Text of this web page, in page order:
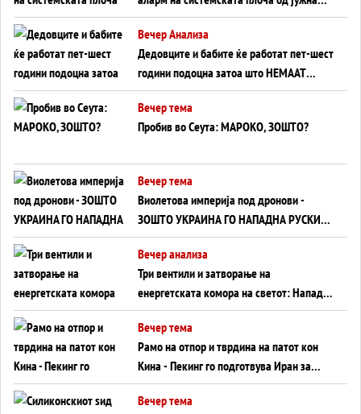
Германија до Црното Море...
Вечер Анализа
Дедовците и бабите ќе работат пет-шест
години подоцна затоа што НЕМААТ
ВНУЦИ ДА ГИ ЗАМЕНАТ
Вечер тема
Пробив во Сеута: МАРОКО, ЗОШТО?
Вечер тема
Виолетова империја под дронови -
ЗОШТО УКРАИНА ГО НАПАДНА РУСКИОТ
WILDBERRIES
Вечер анализа
Три вентили и затворање на
енергетската комора на светот: Нападот
во Суец најавува глобален енергетски
инфаркт?
Вечер тема
Рамо на отпор и тврдина на патот кон
Кина - Пекинг го подготвува Иран за
американска копнена инвазија
Вечер тема